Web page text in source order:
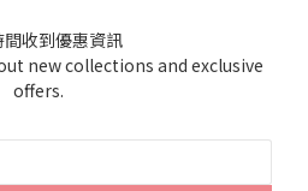
間收到優惠資訊
new collections and exclusive
offers.